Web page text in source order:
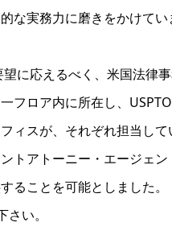
実務力に磨きをかけてい
に応えるべく、米国法律
フロア内に所在し、
ィスが、それぞれ担当して
トアトーニー・エージェン
ることを可能としました。
さい。